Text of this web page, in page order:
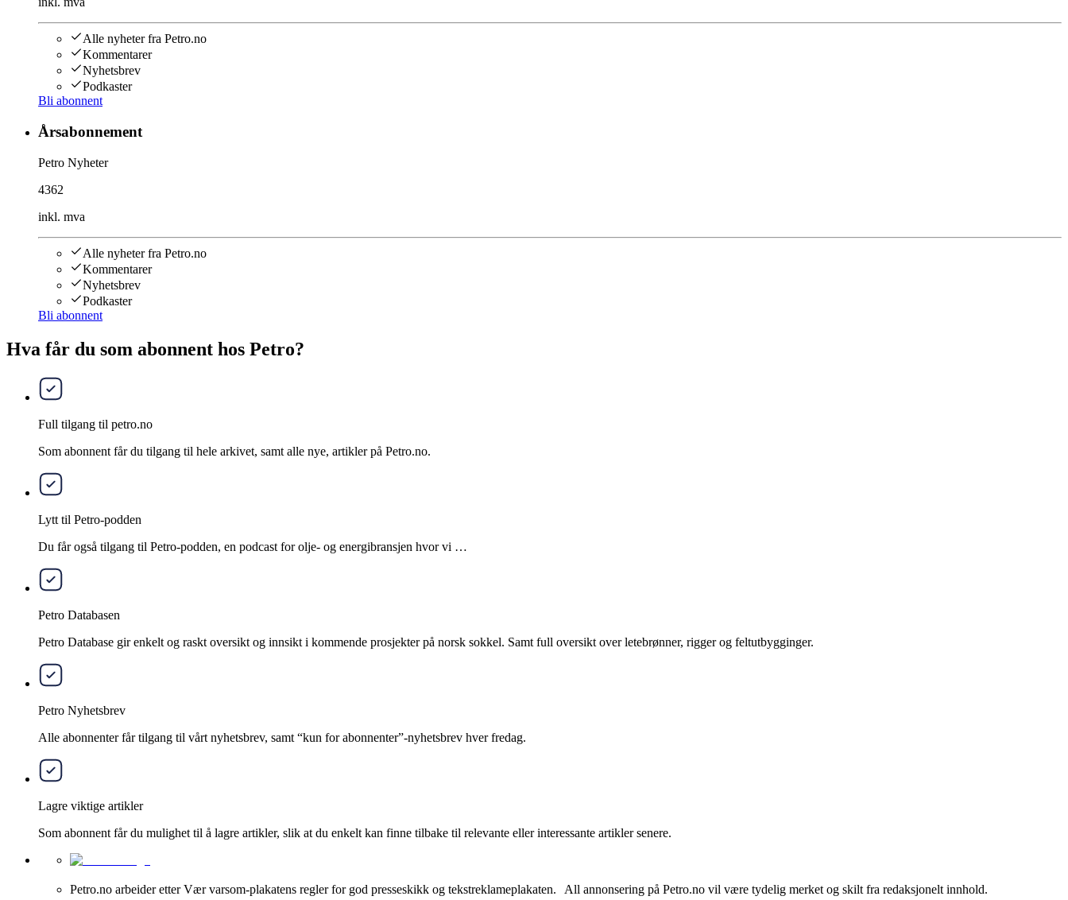
Alle nyheter fra Petro.no
Kommentarer
Nyhetsbrev
Podkaster
Bli abonnent
Årsabonnement
Petro Nyheter
4362
inkl. mva
Alle nyheter fra Petro.no
Kommentarer
Nyhetsbrev
Podkaster
Bli abonnent
Hva får du som abonnent hos Petro?
Full tilgang til petro.no
Som abonnent får du tilgang til hele arkivet, samt alle nye, artikler på Petro.no.
Lytt til Petro-podden
Du får også tilgang til Petro-podden, en podcast for olje- og energibransjen hvor vi …
Petro Databasen
Petro Database gir enkelt og raskt oversikt og innsikt i kommende prosjekter på norsk sokkel. Samt full oversikt over letebrønner, rigger og feltutbygginger.
Petro Nyhetsbrev
Alle abonnenter får tilgang til vårt nyhetsbrev, samt “kun for abonnenter”-nyhetsbrev hver fredag.
Lagre viktige artikler
Som abonnent får du mulighet til å lagre artikler, slik at du enkelt kan finne tilbake til relevante eller interessante artikler senere.
Petro.no arbeider etter Vær varsom-plakatens regler for god presseskikk og tekstreklameplakaten. All annonsering på Petro.no vil være tydelig merket og skilt fra redaksjonelt innhold.